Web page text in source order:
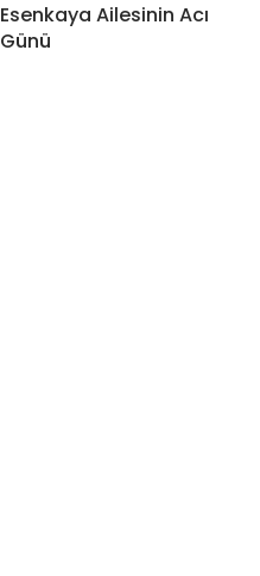
Esenkaya Ailesinin Acı
Günü